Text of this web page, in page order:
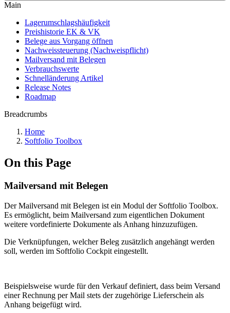
Main
Lagerumschlagshäufigkeit
Preishistorie EK & VK
Belege aus Vorgang öffnen
Nachweissteuerung (Nachweispflicht)
Mailversand mit Belegen
Verbrauchswerte
Schnelländerung Artikel
Release Notes
Roadmap
Breadcrumbs
Home
Softfolio Toolbox
On this Page
Mailversand mit Belegen
Der Mailversand mit Belegen ist ein Modul der Softfolio Toolbox.
Es ermöglicht, beim Mailversand zum eigentlichen Dokument
weitere vordefinierte Dokumente als Anhang hinzuzufügen.
Die Verknüpfungen, welcher Beleg zusätzlich angehängt werden
soll, werden im Softfolio Cockpit eingestellt.
Beispielsweise wurde für den Verkauf definiert, dass beim Versand
einer Rechnung per Mail stets der zugehörige Lieferschein als
Anhang beigefügt wird.